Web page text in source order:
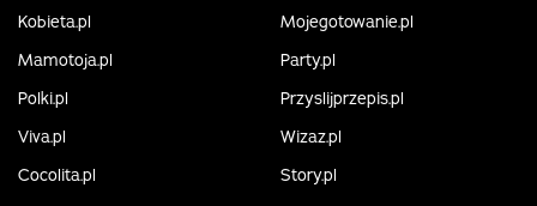
Kobieta.pl
Mojegotowanie.pl
Mamotoja.pl
Party.pl
Polki.pl
Przyslijprzepis.pl
Viva.pl
Wizaz.pl
Cocolita.pl
Story.pl